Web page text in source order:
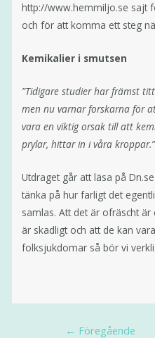
http://www.hemmiljo.se sajt
och för att komma ett steg
Kemikalier i smutsen
”Tidigare studier har främst
men nu varnar forskarna för
vara en viktig orsak till att
prylar, hittar in i våra
Utdraget går att läsa på
tänka på hur farligt det
samlas. Att det är ofräscht
är skadligt och att de kan
folksjukdomar så bör vi
← Föregående